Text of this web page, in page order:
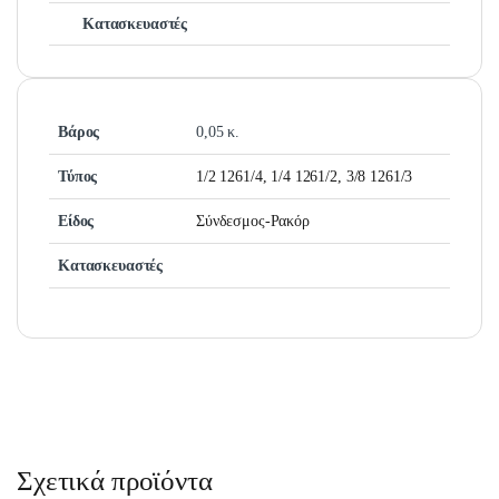
Κατασκευαστές
Βάρος 0,05 κ.
Τύπος 1/2 1261/4, 1/4 1261/2, 3/8 1261/3
Είδος Σύνδεσμος-Ρακόρ
Κατασκευαστές
Σχετικά προϊόντα